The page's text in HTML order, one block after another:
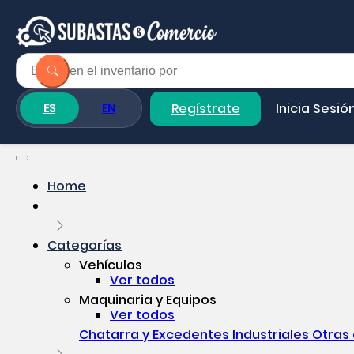
ES EN Regístrate Inicia
Home
Categorías
Vehículos
Ver todos
Maquinaria y Equipos
Ver todos
Chatarra y Excedentes Industriales Otras